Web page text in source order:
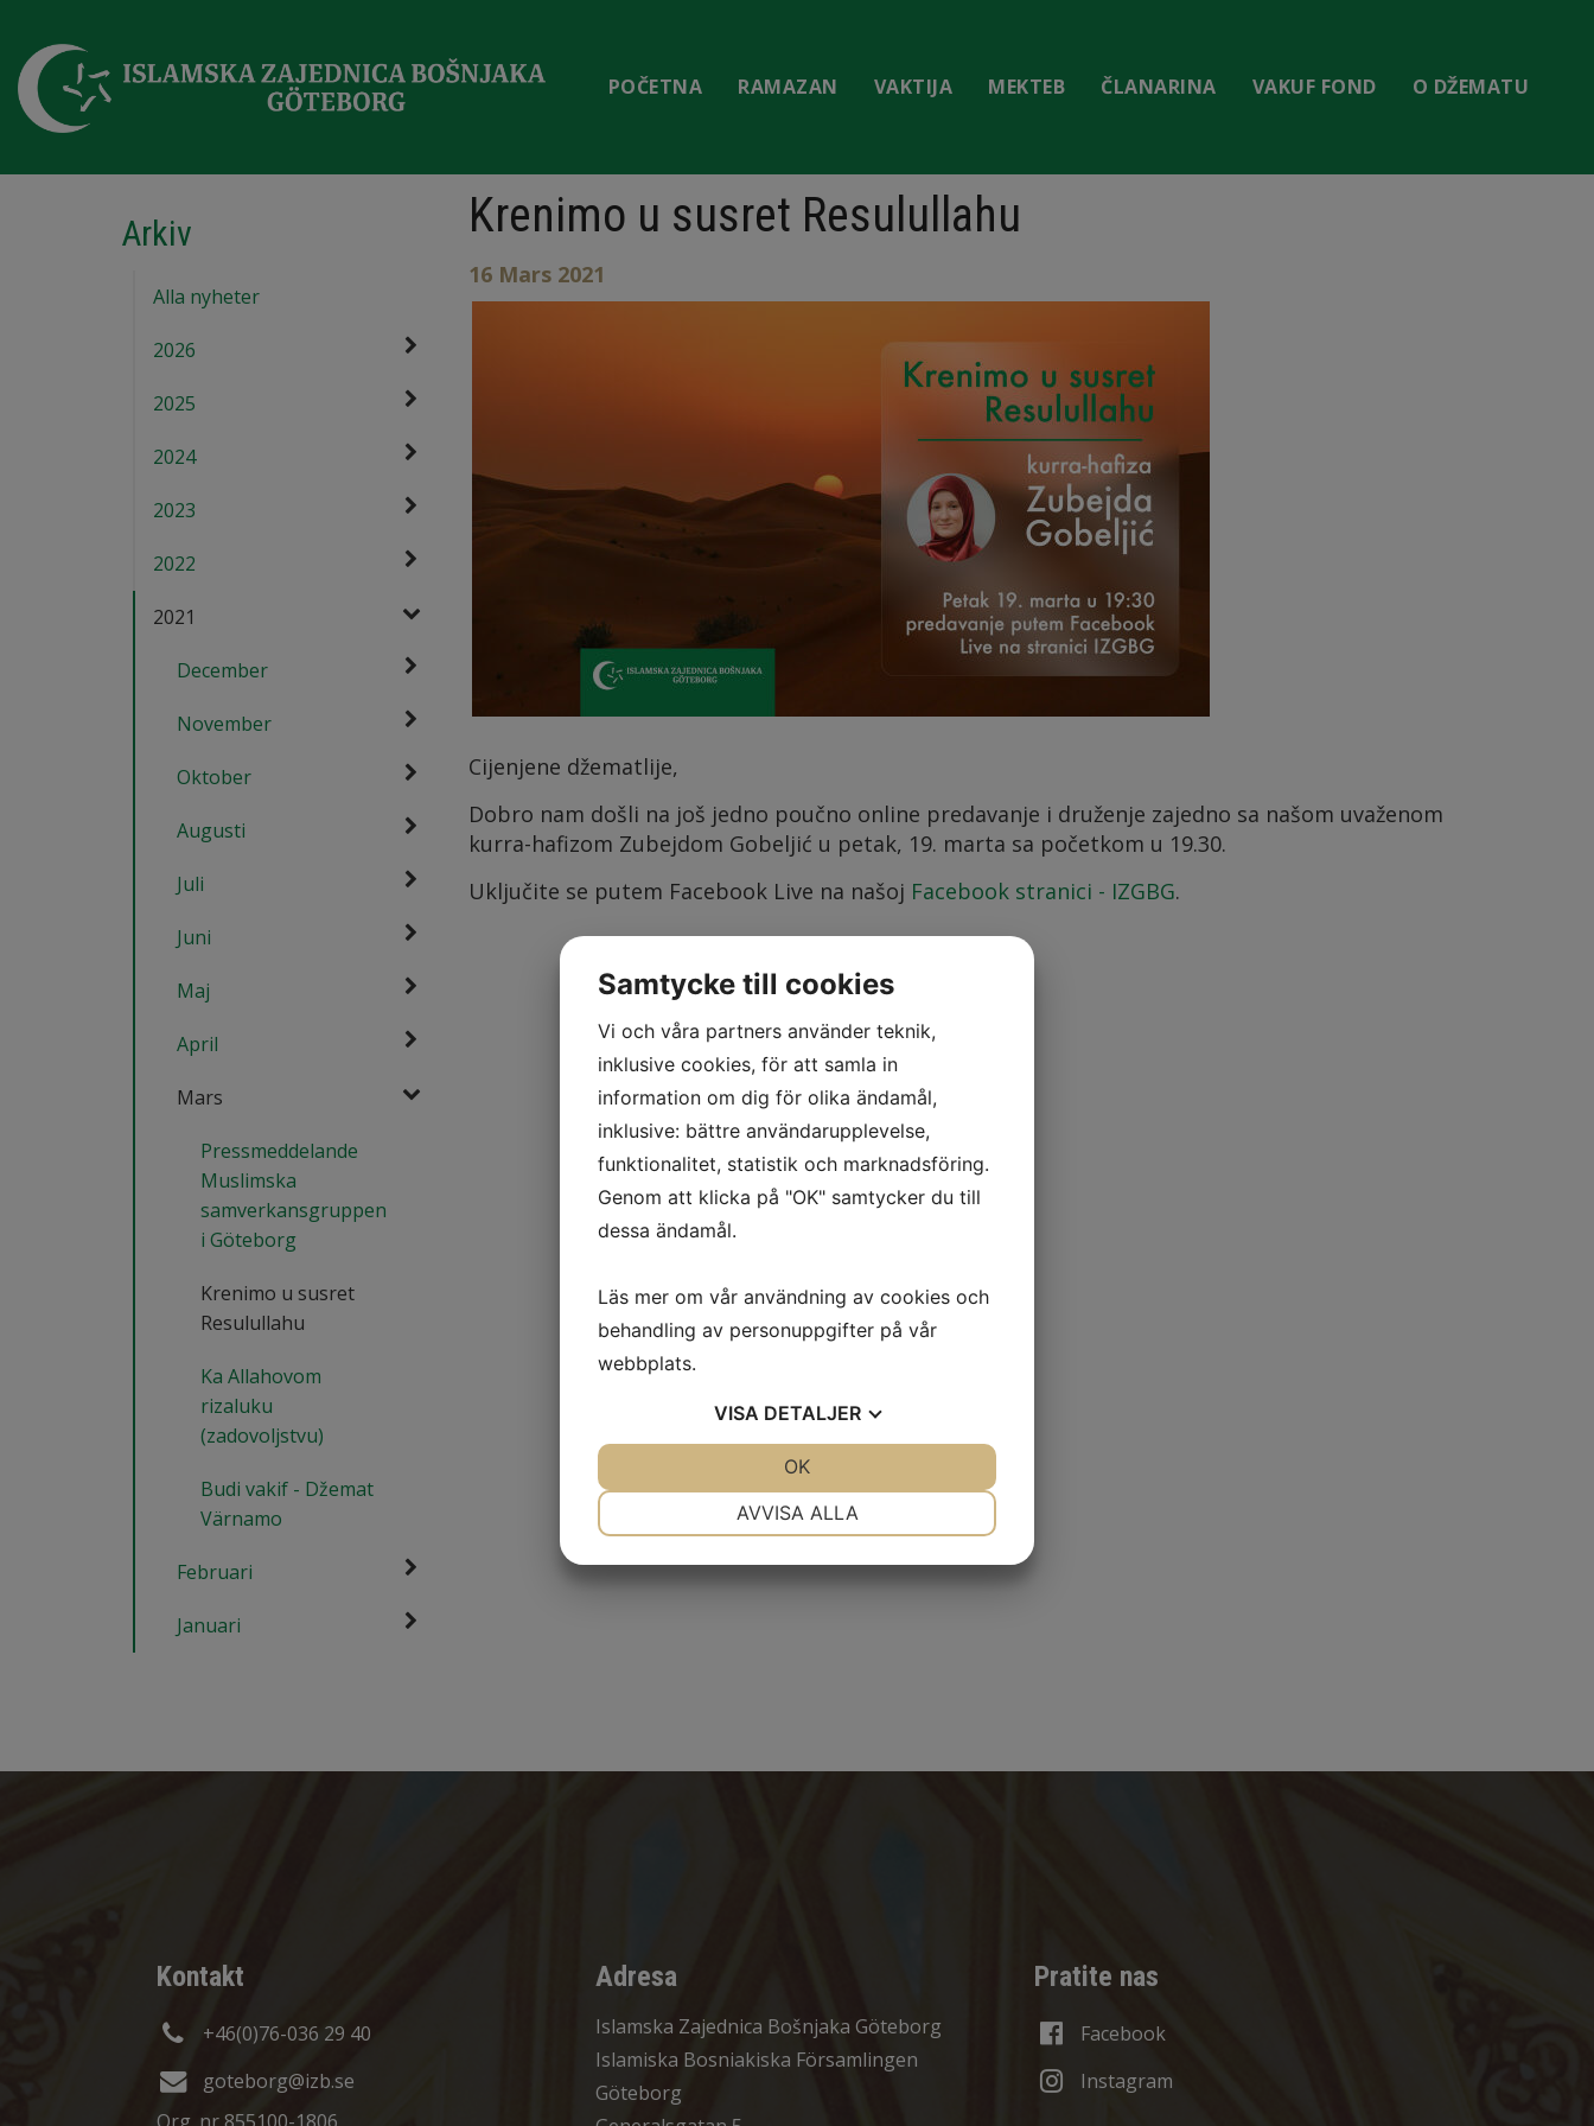
POČETNA RAMAZAN VAKTIJA MEKTEB ČLANARINA VAKUF FOND O DŽEMATU
Arkiv
Alla nyheter
2026
2025
2024
2023
2022
2021
December
November
Oktober
Augusti
Juli
Juni
Maj
April
Mars
Pressmeddelande
Muslimska
samverkansgruppen
i Göteborg
Krenimo u susret
Resulullahu
Ka Allahovom
rizaluku
(zadovoljstvu)
Budi vakif - Džemat
Värnamo
Februari
Januari
Krenimo u susret Resulullahu
16 Mars 2021
Cijenjene džematlije,
Dobro nam došli na još jedno poučno online predavanje i druženje zajedno sa našom uvaženom
kurra-hafizom Zubejdom Gobeljić u petak, 19. marta sa početkom u 19.30.
Uključite se putem Facebook Live na našoj Facebook stranici - IZGBG.
Kontakt
+46(0)76-036 29 40
goteborg@izb.se
Adresa
Islamska Zajednica Bošnjaka Göteborg
Islamiska Bosniakiska Församlingen
Göteborg
Pratite nas
Facebook
Instagram
Samtycke till cookies
Vi och våra partners använder teknik,
inklusive cookies, för att samla in
information om dig för olika ändamål,
inklusive: bättre användarupplevelse,
funktionalitet, statistik och marknadsföring.
Genom att klicka på "OK" samtycker du till
dessa ändamål.
Läs mer om vår användning av cookies och
behandling av personuppgifter på vår
webbplats.
VISA DETALJER
AVVISA ALLA
OK